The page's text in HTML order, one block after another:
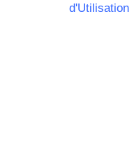
d'Utilisation